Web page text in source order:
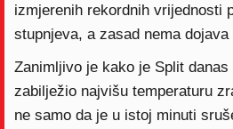
izmjerenih rekordnih vrijednosti
stupnjeva, a zasad nema
Zanimljivo je kako je Split
zabilježio najvišu temperaturu
ne samo da je u istoj minuti